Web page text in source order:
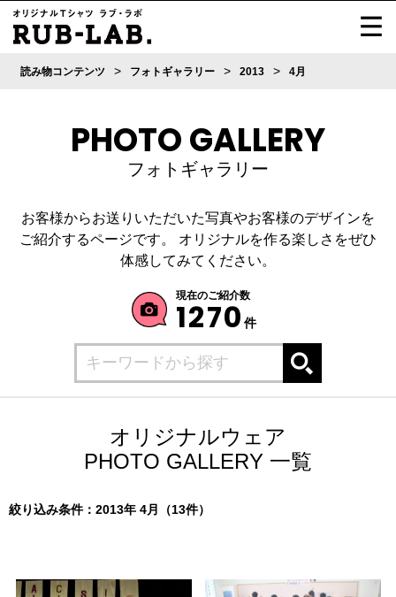
読み物コンテンツ > フォトギャラリー > 2013 > 4月
PHOTO GALLERY
フォトギャラリー
お客様からお送りいただいた写真やお客様のデザインを
ご紹介するページです。
オリジナルを作る楽しさをぜひ
体感してみてください。
現在のご紹介数
1270 件
オリジナルウェア
PHOTO GALLERY 一覧
絞り込み条件：2013年 4月（13件）